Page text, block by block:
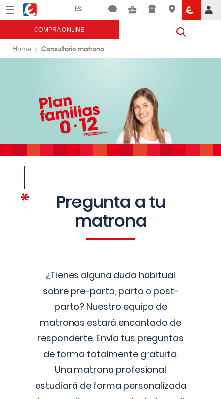
Menú Eroski
COMPRA ONLINE
Home Consultorio matrona
Pregunta a tu
matrona
¿Tienes alguna duda habitual
sobre pre-parto, parto o post-
parto? Nuestro equipo de
matronas estará encantado de
responderte. Envía tus preguntas
de forma totalmente gratuita.
Una matrona profesional
estudiará de forma personalizada